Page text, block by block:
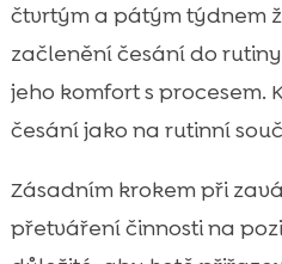
čtvrtým a pátým týdnem
začlenění česání do
jeho komfort s procesem.
česání jako na rutinní
Zásadním krokem při
přetváření činnosti na